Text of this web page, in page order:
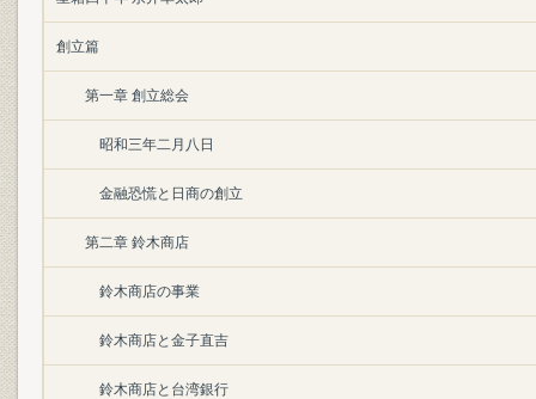
創立篇
第一章 創立総会
昭和三年二月八日
金融恐慌と日商の創立
第二章 鈴木商店
鈴木商店の事業
鈴木商店と金子直吉
鈴木商店と台湾銀行